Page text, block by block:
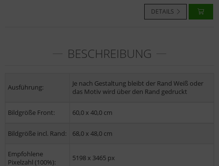
DETAILS
BESCHREIBUNG
Ausführung:
Je nach Gestaltung bleibt der Rand Weiß oder
das Motiv wird über den Rand gedruckt
Bildgröße Front: 60,0 x 40,0 cm
Bildgröße incl. Rand: 68,0 x 48,0 cm
Empfohlene
Pixelzahl (100%):
5198 x 3465 px